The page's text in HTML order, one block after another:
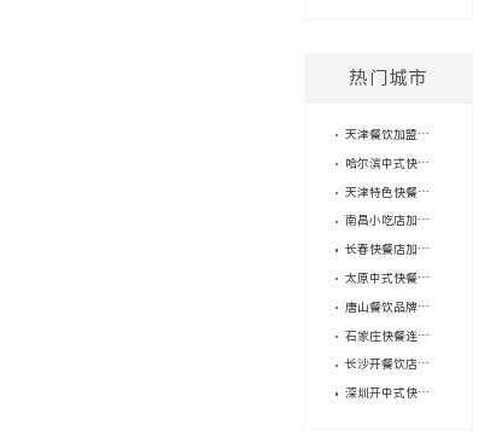
热门城市
天津餐饮加盟店，2个人就能经营？
哈尔滨中式快餐加盟吉祥馄饨，你将获得什么？
天津特色快餐店加盟——我与吉祥馄饨的故事
南昌小吃店加盟品牌：一位加盟商的逆袭之路
长春快餐店加盟费用，怎么精打细算？
太原中式快餐，加盟还是单干？
唐山餐饮品牌加盟的注意事项？
石家庄快餐连锁品牌怎么选？供应链能力很重要！
长沙开餐饮店，加盟品牌怎么选？
深圳开中式快餐加盟店怎么省钱？